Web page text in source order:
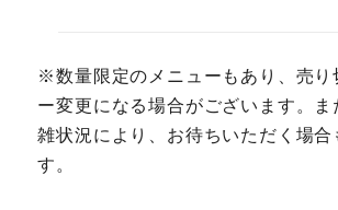
※数量限定のメニューもあり、売り
ー変更になる場合がございます。ま
雑状況により、お待ちいただく場合
す。